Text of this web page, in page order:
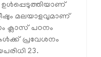
മലയാളവുമാണ്
ക്ലാസ് പഠനം
പ്രവേശനം
23.